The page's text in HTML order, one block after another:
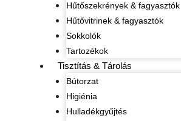
Hűtőszekrények & fagyasztók
Hűtővitrinek & fagyasztók
Sokkolók
Tartozékok
Tisztítás & Tárolás
Bútorzat
Higiénia
Hulladékgyűjtés